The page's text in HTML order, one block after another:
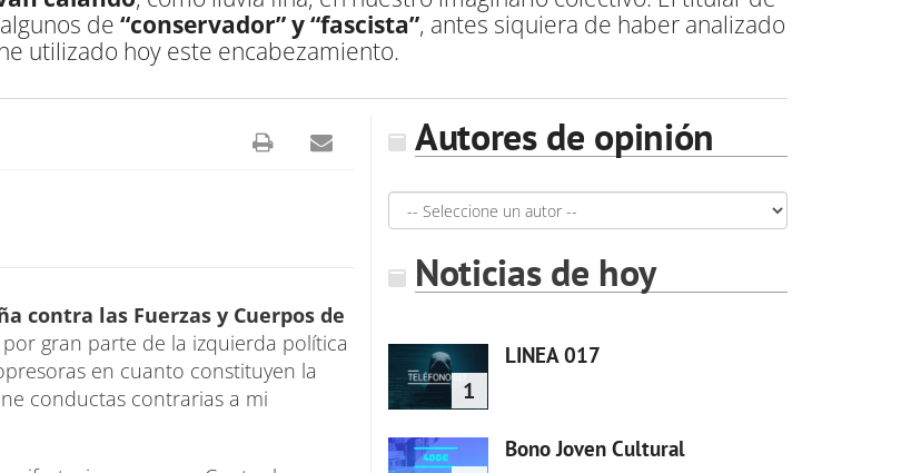
de “conservador” y “fascista”, antes siquiera de haber analizado
utilizado hoy este encabezamiento.
contra las Fuerzas y Cuerpos de
gran parte de la izquierda política
en cuanto constituyen la
conductas contrarias a mi
Autores de opinión
Noticias de hoy
1
LINEA 017
Bono Joven Cultural